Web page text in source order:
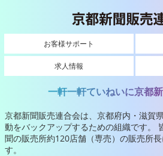
お客様サポート
求人情報
一軒一軒ていねいに京都
京都新聞販売連合会は、京都府内・滋賀
動をバックアップするための組織です。
聞の販売所約120店舗（専売）の販売所
す。